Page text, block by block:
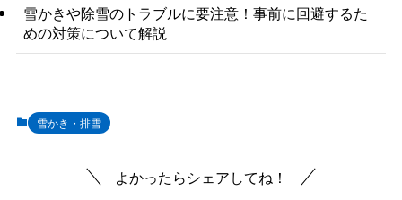
雪かきや除雪のトラブルに要注意！事前に回避するた
めの対策について解説
雪かき・排雪
よかったらシェアしてね！